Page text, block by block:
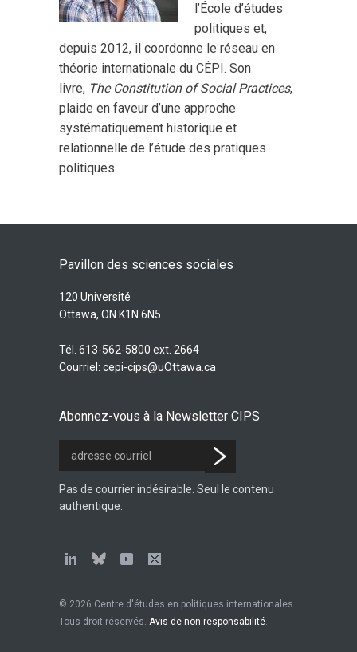
l’École d’études
politiques et,
depuis 2012, il coordonne le réseau en
théorie internationale du CÉPI. Son
livre, The Constitution of Social Practices,
plaide en faveur d’une approche
systématiquement historique et
relationnelle de l’étude des pratiques
politiques.
Pavillon des sciences sociales
120 Université
Ottawa, ON K1N 6N5
Tél. 613-562-5800 ext. 2664
Courriel: cepi-cips@uOttawa.ca
Abonnez-vous à la Newsletter CIPS
Pas de courrier indésirable. Seul le contenu
authentique.
© 2026 Centre d'études en politiques internationales.
Tous droit réservés. Avis de non-responsabilité.